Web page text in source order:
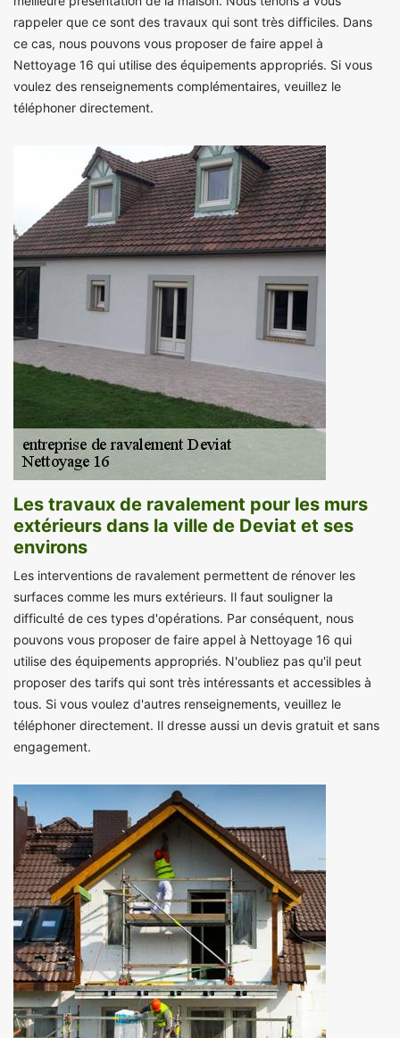
rappeler que ce sont des travaux qui sont très difficiles. Dans
ce cas, nous pouvons vous proposer de faire appel à
Nettoyage 16 qui utilise des équipements appropriés. Si vous
voulez des renseignements complémentaires, veuillez le
téléphoner directement.
Les travaux de ravalement pour les murs
extérieurs dans la ville de Deviat et ses
environs
Les interventions de ravalement permettent de rénover les
surfaces comme les murs extérieurs. Il faut souligner la
difficulté de ces types d'opérations. Par conséquent, nous
pouvons vous proposer de faire appel à Nettoyage 16 qui
utilise des équipements appropriés. N'oubliez pas qu'il peut
proposer des tarifs qui sont très intéressants et accessibles à
tous. Si vous voulez d'autres renseignements, veuillez le
téléphoner directement. Il dresse aussi un devis gratuit et sans
engagement.